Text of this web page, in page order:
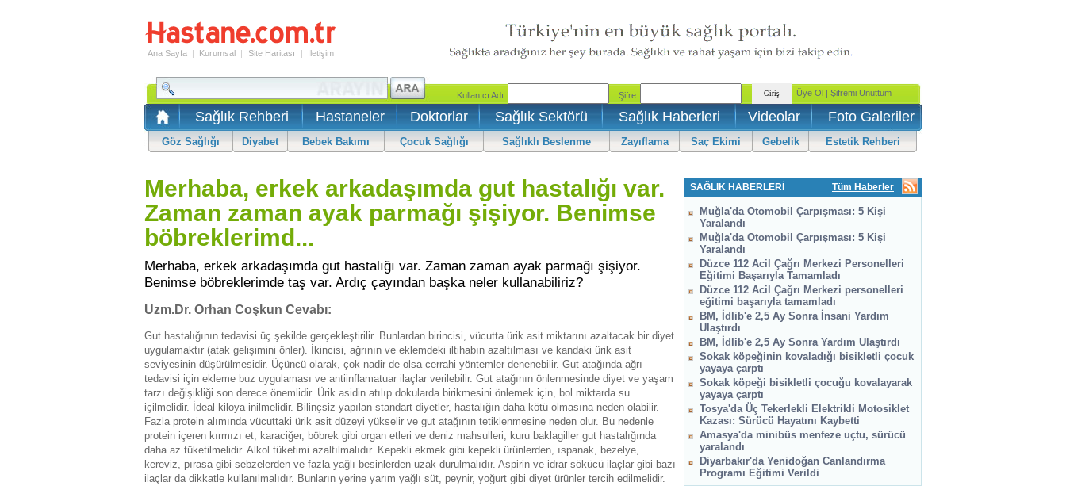
Ana Sayfa | Kurumsal | Site Haritası | İletişim
Sağlık Rehberi Hastaneler Doktorlar Sağlık Sektörü Sağlık Haberleri Videolar Foto Galeriler
Göz Sağlığı Diyabet Bebek Bakımı Çocuk Sağlığı Sağlıklı Beslenme Zayıflama Saç Ekimi Gebelik Estetik Rehberi
Merhaba, erkek arkadaşımda gut hastalığı var.
Zaman zaman ayak parmağı şişiyor. Benimse
böbreklerimd...
Merhaba, erkek arkadaşımda gut hastalığı var. Zaman zaman ayak parmağı şişiyor.
Benimse böbreklerimde taş var. Ardıç çayından başka neler kullanabiliriz?
Uzm.Dr. Orhan Coşkun Cevabı:
Gut hastalığının tedavisi üç şekilde gerçekleştirilir. Bunlardan birincisi, vücutta ürik asit miktarını azaltacak bir diyet
uygulamaktır (atak gelişimini önler). İkincisi, ağrının ve eklemdeki iltihabın azaltılması ve kandaki ürik asit
seviyesinin düşürülmesidir. Üçüncü olarak, çok nadir de olsa cerrahi yöntemler denenebilir. Gut atağında ağrı
tedavisi için ekleme buz uygulaması ve antiinflamatuar ilaçlar verilebilir. Gut atağının önlenmesinde diyet ve yaşam
tarzı değişikliği son derece önemlidir. Ürik asidin atılıp dokularda birikmesini önlemek için, bol miktarda su
içilmelidir. İdeal kiloya inilmelidir. Bilinçsiz yapılan standart diyetler, hastalığın daha kötü olmasına neden olabilir.
Fazla protein alımında vücuttaki ürik asit düzeyi yükselir ve gut atağının tetiklenmesine neden olur. Bu nedenle
protein içeren kırmızı et, karaciğer, böbrek gibi organ etleri ve deniz mahsulleri, kuru baklagiller gut hastalığında
daha az tüketilmelidir. Alkol tüketimi azaltılmalıdır. Kepekli ekmek gibi kepekli ürünlerden, ıspanak, bezelye,
kereviz, pırasa gibi sebzelerden ve fazla yağlı besinlerden uzak durulmalıdır. Aspirin ve idrar sökücü ilaçlar gibi bazı
ilaçlar da dikkatle kullanılmalıdır. Bunların yerine yarım yağlı süt, peynir, yoğurt gibi diyet ürünler tercih edilmelidir.
SAĞLIK HABERLERİ Tüm Haberler
Muğla'da Otomobil Çarpışması: 5 Kişi
Yaralandı
Muğla'da Otomobil Çarpışması: 5 Kişi
Yaralandı
Düzce 112 Acil Çağrı Merkezi Personelleri
Eğitimi Başarıyla Tamamladı
Düzce 112 Acil Çağrı Merkezi personelleri
eğitimi başarıyla tamamladı
BM, İdlib'e 2,5 Ay Sonra İnsani Yardım
Ulaştırdı
BM, İdlib'e 2,5 Ay Sonra Yardım Ulaştırdı
Sokak köpeğinin kovaladığı bisikletli çocuk
yayaya çarptı
Sokak köpeği bisikletli çocuğu kovalayarak
yayaya çarptı
Tosya'da Üç Tekerlekli Elektrikli Motosiklet
Kazası: Sürücü Hayatını Kaybetti
Amasya'da minibüs menfeze uçtu, sürücü
yaralandı
Diyarbakır'da Yenidoğan Canlandırma
Programı Eğitimi Verildi